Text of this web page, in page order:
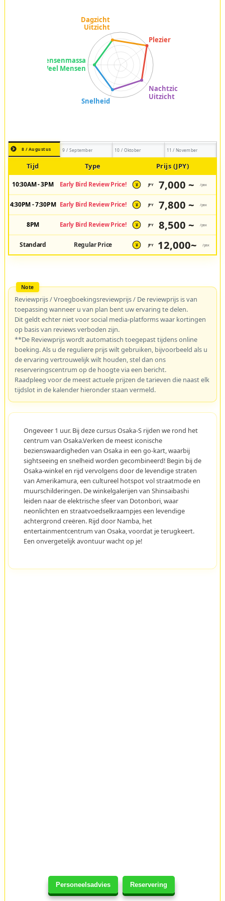
Personeelsadvies Reservering
8 / Augustus 9 / September 10 / Oktober 11 / November
Tijd Type Prijs (JPY)
10:30AM - 3PM Early Bird Review Price! ¥ JPY 7,000 ~ /pax
4:30PM - 7:30PM Early Bird Review Price! ¥ JPY 7,800 ~ /pax
8PM Early Bird Review Price! ¥ JPY 8,500 ~ /pax
Standard Regular Price ¥ JPY 12,000~ /pax
Reviewprijs / Vroegboekingsreviewprijs / De reviewprijs is van
toepassing wanneer u van plan bent uw ervaring te delen.
Dit geldt echter niet voor social media-platforms waar kortingen
op basis van reviews verboden zijn.
**De Reviewprijs wordt automatisch toegepast tijdens online
boeking. Als u de reguliere prijs wilt gebruiken, bijvoorbeeld als u
de ervaring vertrouwelijk wilt houden, stel dan ons
reserveringscentrum op de hoogte via een bericht.
Raadpleeg voor de meest actuele prijzen de tarieven die naast elk
tijdslot in de kalender hieronder staan vermeld.
Ongeveer 1 uur. Bij deze cursus Osaka-S rijden we rond het
centrum van Osaka.Verken de meest iconische
bezienswaardigheden van Osaka in een go-kart, waarbij
sightseeing en snelheid worden gecombineerd! Begin bij de
Osaka-winkel en rijd vervolgens door de levendige straten
van Amerikamura, een cultureel hotspot vol straatmode en
muurschilderingen. De winkelgalerijen van Shinsaibashi
leiden naar de elektrische sfeer van Dotonbori, waar
neonlichten en straatvoedselkraampjes een levendige
achtergrond creëren. Rijd door Namba, het
entertainmentcentrum van Osaka, voordat je terugkeert.
Een onvergetelijk avontuur wacht op je!